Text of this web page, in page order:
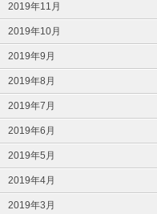
2019年11月
2019年10月
2019年9月
2019年8月
2019年7月
2019年6月
2019年5月
2019年4月
2019年3月